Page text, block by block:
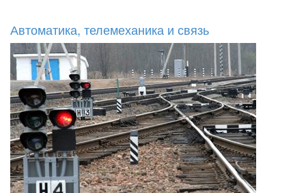
Автоматика, телемеханика и связь